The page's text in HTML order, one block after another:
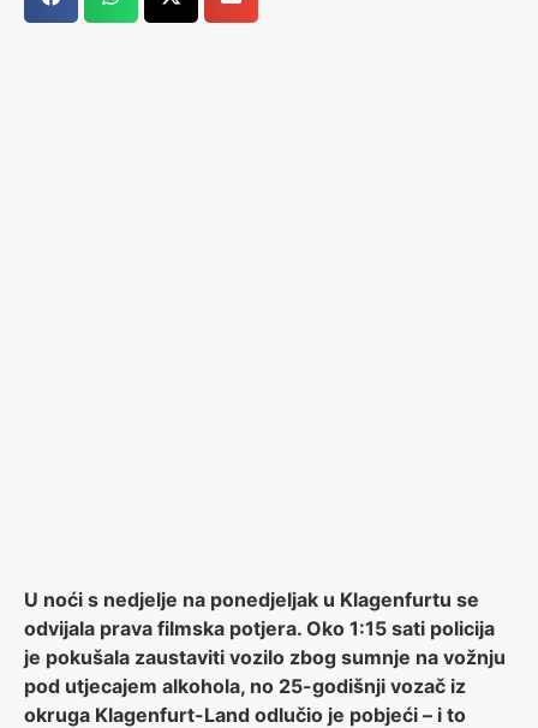
U noći s nedjelje na ponedjeljak u Klagenfurtu se
odvijala prava filmska potjera. Oko 1:15 sati policija
je pokušala zaustaviti vozilo zbog sumnje na vožnju
pod utjecajem alkohola, no 25-godišnji vozač iz
okruga Klagenfurt-Land odlučio je pobjeći – i to